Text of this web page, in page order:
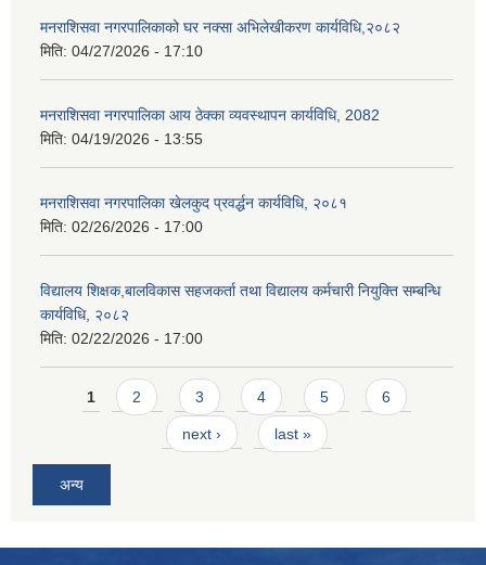
मनराशिसवा नगरपालिकाको घर नक्सा अभिलेखीकरण कार्यविधि,२०८२
मिति: 04/27/2026 - 17:10
मनराशिसवा नगरपालिका आय ठेक्का व्यवस्थापन कार्यविधि, 2082
मिति: 04/19/2026 - 13:55
मनराशिसवा नगरपालिका खेलकुद प्रवर्द्धन कार्यविधि, २०८१
मिति: 02/26/2026 - 17:00
विद्यालय शिक्षक,बालविकास सहजकर्ता तथा विद्यालय कर्मचारी नियुक्ति सम्बन्धि
कार्यविधि, २०८२
मिति: 02/22/2026 - 17:00
Pages
1 2 3 4 5 6
next › last »
अन्य